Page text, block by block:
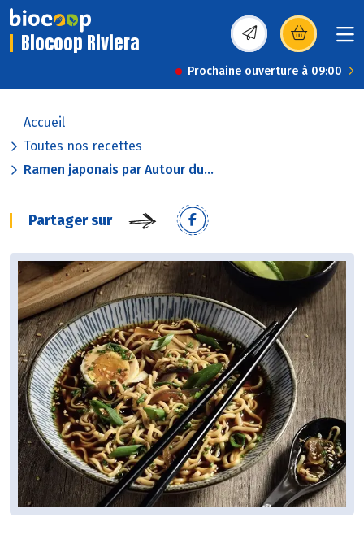
Biocoop Riviera (s’ouvre dans une
Prochaine ouverture à 09:00
Accueil
Toutes nos recettes
Ramen japonais par Autour du...
Partager sur